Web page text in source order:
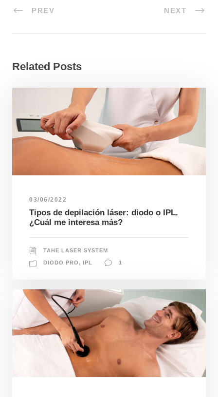
PREV NEXT
Related Posts
03/06/2022
Tipos de depilación láser: diodo o IPL.
¿Cuál me interesa más?
TAHE LASER SYSTEM
DIODO PRO, IPL 1